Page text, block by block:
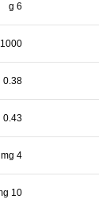
6 g
1000 mg
0.38 mg
0.43 mg
4 mg
10 mg